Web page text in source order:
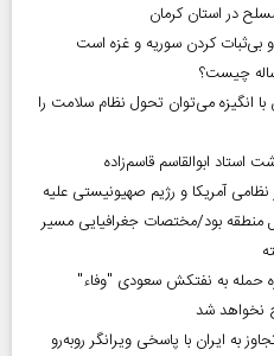
بی‌ثبات کردن سوریه و غزه است
با انگیزه می‌توان تحول نظام سلامت را
ابوالقاسم قاسم‌زاده
آمریکا و رژیم صهیونیستی علیه
منطقه بود/مختصات جغرافیایی مسیر
حمله به نفتکش سعودی "وفاء"
نخواهد شد
به ایران با پاسخی ویرانگر روبه‌رو